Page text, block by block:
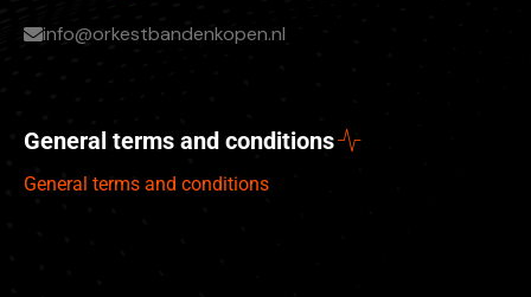
info@orkestbandenkopen.nl
General terms and conditions
General terms and conditions